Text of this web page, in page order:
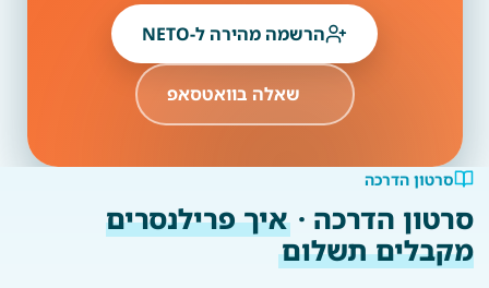
הרשמה מהירה ל-NETO
שאלה בוואטסאפ
סרטון הדרכה
סרטון הדרכה · איך פרילנסרים
מקבלים תשלום